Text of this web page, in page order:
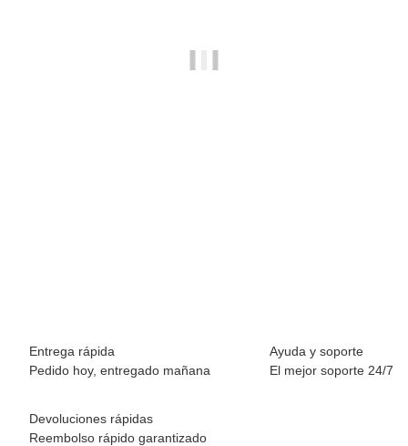
Entrega rápida
Pedido hoy, entregado mañana
Ayuda y soporte
El mejor soporte 24/7
Devoluciones rápidas
Reembolso rápido garantizado